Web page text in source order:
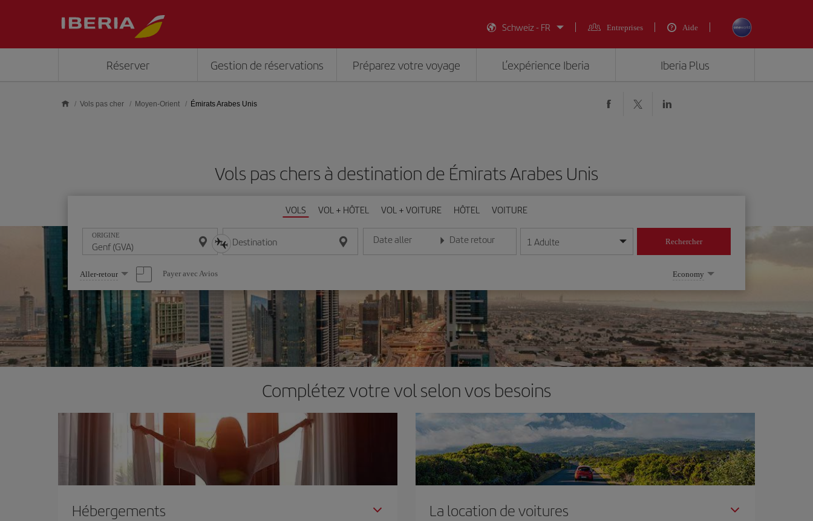
Schweiz - FR
Entreprises Aide
Réserver Gestion de réservations Préparez votre voyage L’expérience Iberia Iberia Plus
Vols pas cher Moyen-Orient Émirats Arabes Unis
Vols pas chers à destination de Émirats Arabes Unis
VOLS VOL + HÔTEL VOL + VOITURE HÔTEL VOITURE
ORIGINE Destination Date aller
Entrez la date au format jour/mois/année
Date retour
Entrez la date au format jour/mois/année
1 Adulte Rechercher
Sélectionnez
une
option
Aller-retour Payer avec Avios Economy
Complétez votre vol selon vos besoins
Hébergements La location de voitures